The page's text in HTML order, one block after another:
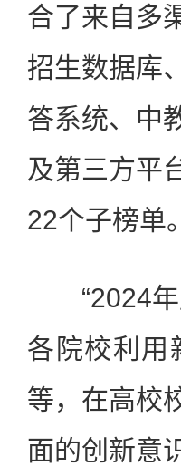
合了来自多
招生数据库
答系统、中
及第三方平
22个子榜单。
“2024年
各院校利用
等，在高校
面的创新意